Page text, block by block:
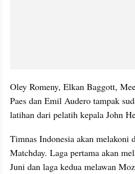
Oley Romeny, Elkan Baggott,
Paes dan Emil Audero tampak
latihan dari pelatih kepala John
Timnas Indonesia akan melakoni
Matchday. Laga pertama akan
Juni dan laga kedua melawan